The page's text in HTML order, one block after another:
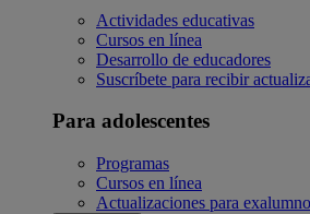
Actividades educativas
Cursos en línea
Desarrollo de educadores
Suscríbete para recibir
Para adolescentes
Programas
Cursos en línea
Actualizaciones para